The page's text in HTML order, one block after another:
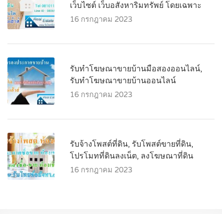
เว็บไซต์ เว็บอสังหาริมทรัพย์ โดยเฉพาะ
16 กรกฎาคม 2023
รับทำโฆษณาขายบ้านมือสองออนไลน์,
รับทำโฆษณาขายบ้านออนไลน์
16 กรกฎาคม 2023
รับจ้างโพสต์ที่ดิน, รับโพสต์ขายที่ดิน,
โปรโมทที่ดินลงเน็ต, ลงโฆษณาที่ดิน
16 กรกฎาคม 2023